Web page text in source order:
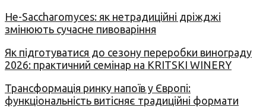
Не-Saccharomyces: як нетрадиційні дріжджі
змінюють сучасне пивоваріння
Як підготуватися до сезону переробки винограду
2026: практичний семінар на KRITSKI WINERY
Трансформація ринку напоїв у Європі:
функціональність витісняє традиційні формати